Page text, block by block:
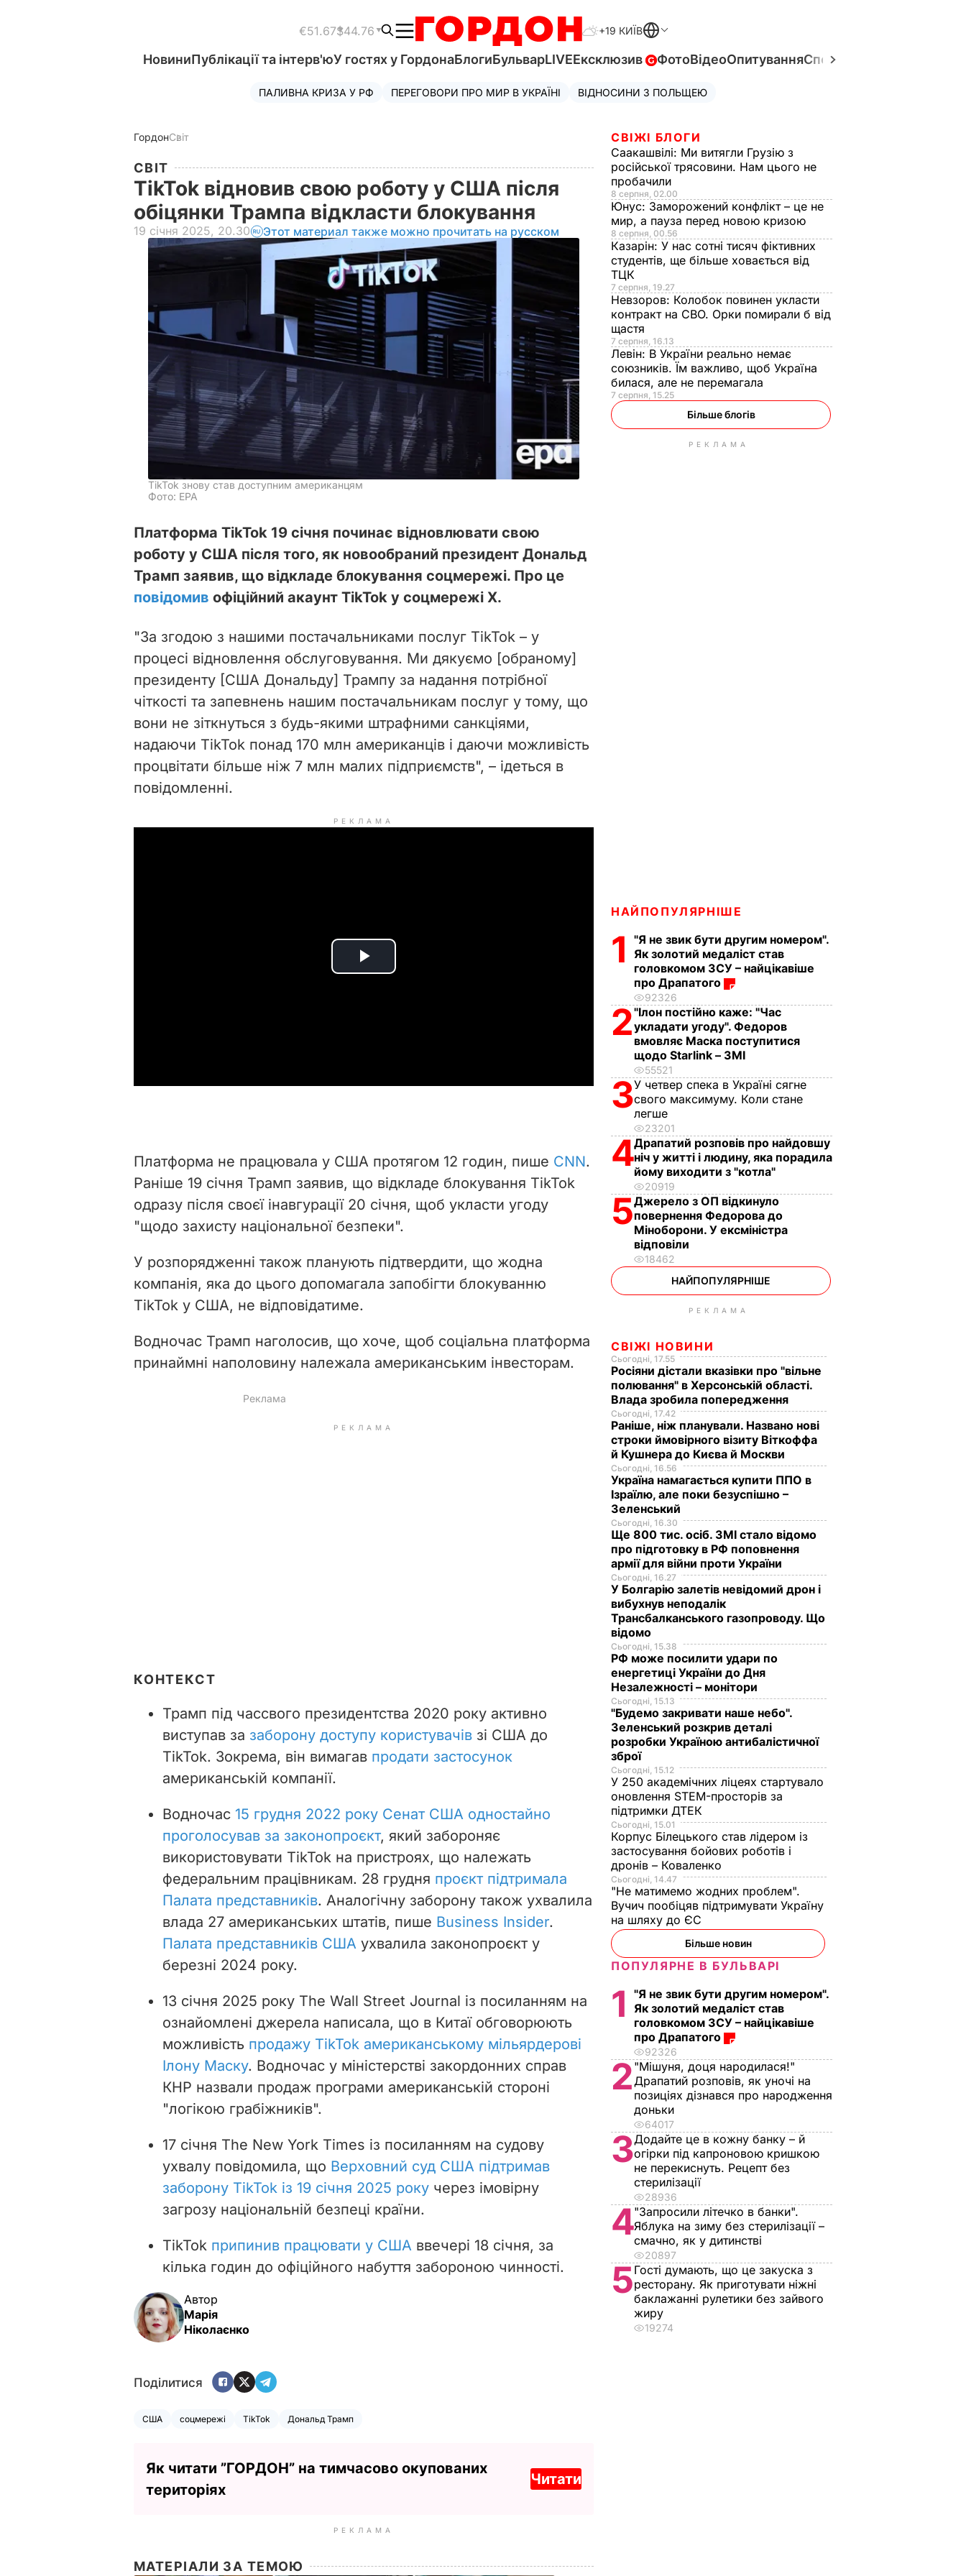
€51.67$44.76 +19 КИЇВ
НовиниПублікації та інтерв'юУ гостях у ГордонаБлогиБульварLIVEЕксклюзив ФотоВідеоОпитуванняСпецпроєкти
ПАЛИВНА КРИЗА У РФ ПЕРЕГОВОРИ ПРО МИР В УКРАЇНІ ВІДНОСИНИ З ПОЛЬЩЕЮ
ГордонСвіт
СВІТ
TikTok відновив свою роботу у США після
обіцянки Трампа відкласти блокування
19 січня 2025, 20.30 Этот материал также можно прочитать на русском
TikTok знову став доступним американцям
Фото: EPA
Платформа TikTok 19 січня починає відновлювати свою
роботу у США після того, як новообраний президент Дональд
Трамп заявив, що відкладе блокування соцмережі. Про це
повідомив офіційний акаунт TikTok у соцмережі Х.
"За згодою з нашими постачальниками послуг TikTok – у
процесі відновлення обслуговування. Ми дякуємо [обраному]
президенту [США Дональду] Трампу за надання потрібної
чіткості та запевнень нашим постачальникам послуг у тому, що
вони не зіткнуться з будь-якими штрафними санкціями,
надаючи TikTok понад 170 млн американців і даючи можливість
процвітати більше ніж 7 млн малих підприємств", – ідеться в
повідомленні.
РЕКЛАМА
P
d
e
o
Платформа не працювала у США протягом 12 годин, пише CNN.
Раніше 19 січня Трамп заявив, що відкладе блокування TikTok
одразу після своєї інавгурації 20 січня, щоб укласти угоду
"щодо захисту національної безпеки".
У розпорядженні також планують підтвердити, що жодна
компанія, яка до цього допомагала запобігти блокуванню
TikTok у США, не відповідатиме.
Водночас Трамп наголосив, що хоче, щоб соціальна платформа
принаймні наполовину належала американським інвесторам.
РЕКЛАМА
КОНТЕКСТ
Трамп під чассвого президентства 2020 року активно
виступав за заборону доступу користувачів зі США до
TikTok. Зокрема, він вимагав продати застосунок
американській компанії.
Водночас 15 грудня 2022 року Сенат США одностайно
проголосував за законопроєкт, який забороняє
використовувати TikTok на пристроях, що належать
федеральним працівникам. 28 грудня проєкт підтримала
Палата представників. Аналогічну заборону також ухвалила
влада 27 американських штатів, пише Business Insider.
Палата представників США ухвалила законопроєкт у
березні 2024 року.
13 січня 2025 року The Wall Street Journal із посиланням на
ознайомлені джерела написала, що в Китаї обговорюють
можливість продажу TikTok американському мільярдерові
Ілону Маску. Водночас у міністерстві закордонних справ
КНР назвали продаж програми американській стороні
"логікою грабіжників".
17 січня The New York Times із посиланням на судову
ухвалу повідомила, що Верховний суд США підтримав
заборону TikTok із 19 січня 2025 року через імовірну
загрозу національній безпеці країни.
TikTok припинив працювати у США ввечері 18 січня, за
кілька годин до офіційного набуття забороною чинності.
Автор
Марія
Ніколаєнко
Поділитися
США соцмережі TikTok Дональд Трамп
Як читати ”ГОРДОН” на тимчасово окупованих
територіях
Читати
РЕКЛАМА
МАТЕРІАЛИ ЗА ТЕМОЮ
СВІЖІ БЛОГИ
Саакашвілі: Ми витягли Грузію з
російської трясовини. Нам цього не
пробачили
8 серпня, 02.00
Юнус: Заморожений конфлікт – це не
мир, а пауза перед новою кризою
8 серпня, 00.56
Казарін: У нас сотні тисяч фіктивних
студентів, ще більше ховається від
ТЦК
7 серпня, 19.27
Невзоров: Колобок повинен укласти
контракт на СВО. Орки помирали б від
щастя
7 серпня, 16.13
Левін: В України реально немає
союзників. Їм важливо, щоб Україна
билася, але не перемагала
7 серпня, 15.25
Більше блогів
РЕКЛАМА
НАЙПОПУЛЯРНІШЕ
1
"Я не звик бути другим номером".
Як золотий медаліст став
головкомом ЗСУ – найцікавіше
про Драпатого
92326
2"Ілон постійно каже: "Час
укладати угоду". Федоров
вмовляє Маска поступитися
щодо Starlink – ЗМІ
55521
3У четвер спека в Україні сягне
свого максимуму. Коли стане
легше
23201
4Драпатий розповів про найдовшу
ніч у житті і людину, яка порадила
йому виходити з "котла"
20919
5Джерело з ОП відкинуло
повернення Федорова до
Міноборони. У ексміністра
відповіли
18462
НАЙПОПУЛЯРНІШЕ
РЕКЛАМА
СВІЖІ НОВИНИ
Сьогодні, 17.55
Росіяни дістали вказівки про "вільне
полювання" в Херсонській області.
Влада зробила попередження
Сьогодні, 17.42
Раніше, ніж планували. Названо нові
строки ймовірного візиту Віткоффа
й Кушнера до Києва й Москви
Сьогодні, 16.56
Україна намагається купити ППО в
Ізраїлю, але поки безуспішно –
Зеленський
Сьогодні, 16.30
Ще 800 тис. осіб. ЗМІ стало відомо
про підготовку в РФ поповнення
армії для війни проти України
Сьогодні, 16.27
У Болгарію залетів невідомий дрон і
вибухнув неподалік
Трансбалканського газопроводу. Що
відомо
Сьогодні, 15.38
РФ може посилити удари по
енергетиці України до Дня
Незалежності – монітори
Сьогодні, 15.13
"Будемо закривати наше небо".
Зеленський розкрив деталі
розробки Україною антибалістичної
зброї
Сьогодні, 15.12
У 250 академічних ліцеях стартувало
оновлення STEM-просторів за
підтримки ДТЕК​
Сьогодні, 15.01
Корпус Білецького став лідером із
застосування бойових роботів і
дронів – Коваленко
Сьогодні, 14.47
"Не матимемо жодних проблем".
Вучич пообіцяв підтримувати Україну
на шляху до ЄС
Більше новин
ПОПУЛЯРНЕ В БУЛЬВАРІ
1
"Я не звик бути другим номером".
Як золотий медаліст став
головкомом ЗСУ – найцікавіше
про Драпатого
92326
2 "Мішуня, доця народилася!"
Драпатий розповів, як уночі на
позиціях дізнався про народження
доньки
64017
3Додайте це в кожну банку – й
огірки під капроновою кришкою
не перекиснуть. Рецепт без
стерилізації
28936
4"Запросили літечко в банки".
Яблука на зиму без стерилізації –
смачно, як у дитинстві
20897
5Гості думають, що це закуска з
ресторану. Як приготувати ніжні
баклажанні рулетики без зайвого
жиру
19274